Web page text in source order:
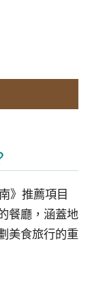
》推薦項目
餐廳，涵蓋地
美食旅行的重